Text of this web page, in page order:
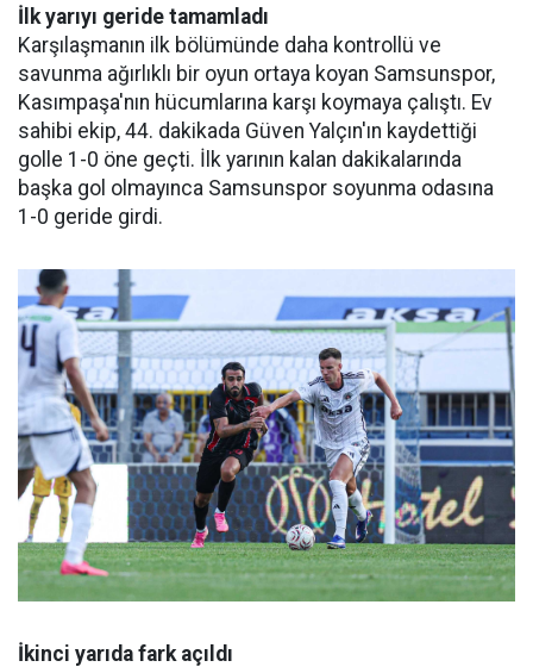
İlk yarıyı geride tamamladı
Karşılaşmanın ilk bölümünde daha kontrollü ve
savunma ağırlıklı bir oyun ortaya koyan Samsunspor,
Kasımpaşa'nın hücumlarına karşı koymaya çalıştı. Ev
sahibi ekip, 44. dakikada Güven Yalçın'ın kaydettiği
golle 1-0 öne geçti. İlk yarının kalan dakikalarında
başka gol olmayınca Samsunspor soyunma odasına
1-0 geride girdi.
İkinci yarıda fark açıldı